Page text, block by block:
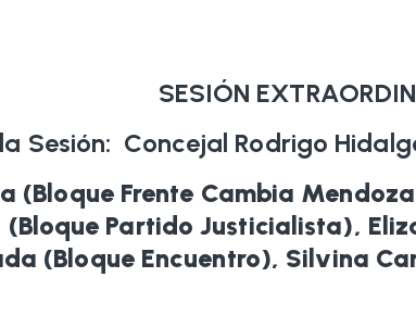
SESIÓN
Sesión: Concejal Rodrigo
(Bloque Frente Cambia
Partido Justicialista),
(Bloque Encuentro), Silvina